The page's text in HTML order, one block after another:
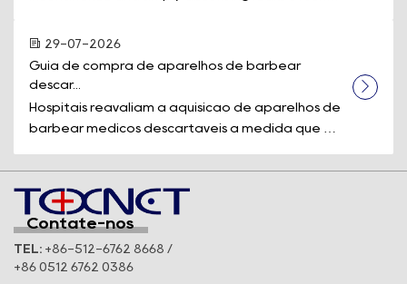
29-07-2026
Guia de compra de aparelhos de barbear
descar...
Hospitais reavaliam a aquisição de aparelhos de
barbear médicos descartáveis à medida que os
Contate-nos
TEL: +86-512-6762 8668 /
+86 0512 6762 0386